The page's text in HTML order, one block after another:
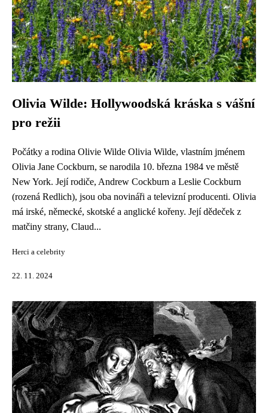
Olivia Wilde: Hollywoodská kráska s vášní
pro režii
Počátky a rodina Olivie Wilde Olivia Wilde, vlastním jménem
Olivia Jane Cockburn, se narodila 10. března 1984 ve městě
New York. Její rodiče, Andrew Cockburn a Leslie Cockburn
(rozená Redlich), jsou oba novináři a televizní producenti. Olivia
má irské, německé, skotské a anglické kořeny. Její dědeček z
matčiny strany, Claud...
Herci a celebrity
22. 11. 2024